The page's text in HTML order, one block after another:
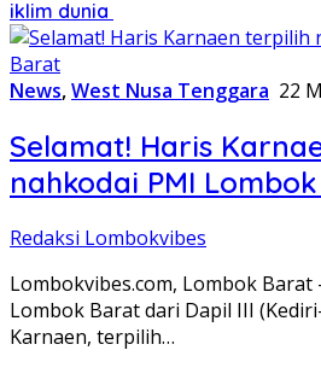
iklim dunia
News,West Nusa Tenggara 22
Selamat! Haris
nahkodai PMI
Redaksi Lombokvibes
Lombokvibes.com, Lombok Barat
Lombok Barat dari Dapil III
Karnaen, terpilih…